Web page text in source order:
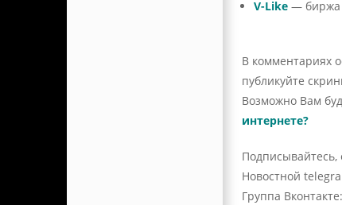
V-Like — биржа
В комментариях
публикуйте
Возможно Вам
интернете?
Подписывайтесь,
Новостной
Группа Вконтакте: